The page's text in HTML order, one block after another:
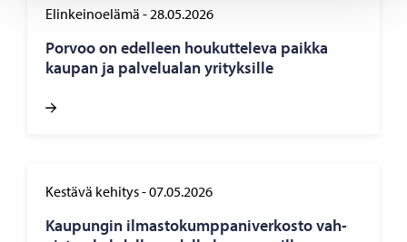
Elinkeinoelämä - 28.05.2026
Por­voo on edel­leen hou­kut­te­le­va paik­ka
kau­pan ja pal­ve­lua­lan yri­tyk­sil­le
Kestävä kehitys-07.05.2026
Kau­pun­gin il­mas­to­kump­pa­ni­ver­kos­to vah­